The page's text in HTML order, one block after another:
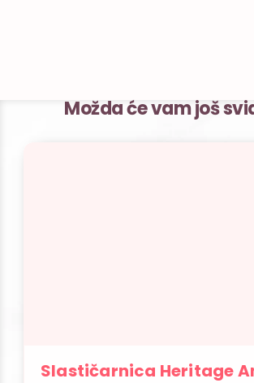
Možda će vam još
Slastičarnica Heritage